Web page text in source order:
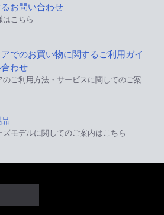
お問い合わせ
はこちら
でのお買い物に関するご利用ガイ
わせ
のご利用方法・サービスに関してのご案
ズモデルに関してのご案内はこちら